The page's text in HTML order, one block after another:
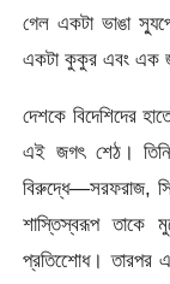
গেল একটা ভাঙা
একটা কুকুর এবং এক
দেশকে বিদেশিদের
এই জগৎ শেঠ। তিনি
বিরুদ্ধে—সরফরাজ,
শাস্তিস্বরূপ তাকে
প্রতিশোেধ। তারপর